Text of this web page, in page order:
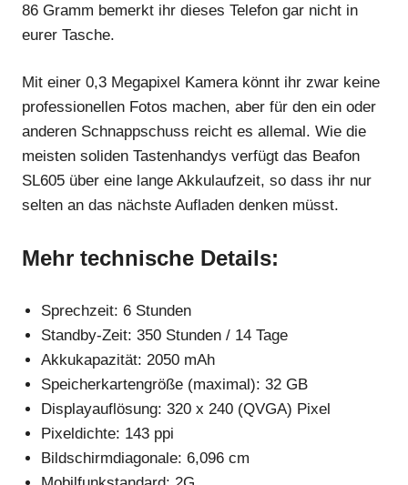
86 Gramm bemerkt ihr dieses Telefon gar nicht in
eurer Tasche.
Mit einer 0,3 Megapixel Kamera könnt ihr zwar keine
professionellen Fotos machen, aber für den ein oder
anderen Schnappschuss reicht es allemal. Wie die
meisten soliden Tastenhandys verfügt das Beafon
SL605 über eine lange Akkulaufzeit, so dass ihr nur
selten an das nächste Aufladen denken müsst.
Mehr technische Details:
Sprechzeit: 6 Stunden
Standby-Zeit: 350 Stunden / 14 Tage
Akkukapazität: 2050 mAh
Speicherkartengröße (maximal): 32 GB
Displayauflösung: 320 x 240 (QVGA) Pixel
Pixeldichte: 143 ppi
Bildschirmdiagonale: 6,096 cm